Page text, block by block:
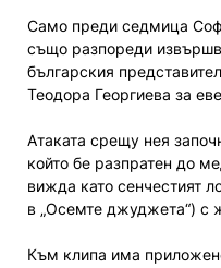
Само преди седмица
също разпореди
българския
Теодора Георгиева за
Атаката срещу нея
който бе разпратен до
вижда като сенчестият
в „Осемте джуджета“) с
Към клипа има